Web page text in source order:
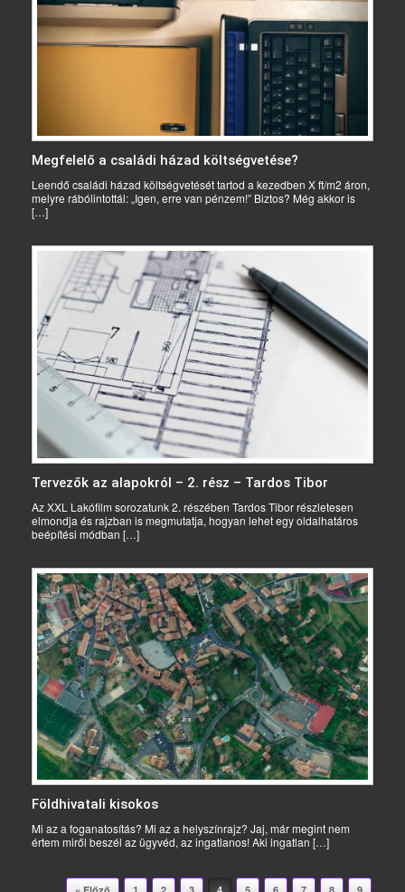
Megfelelő a családi házad költségvetése?
Leendő családi házad költségvetését tartod a kezedben X ft/m2 áron,
melyre rábólintottál: „Igen, erre van pénzem!” Biztos? Még akkor is
[…]
Tervezők az alapokról – 2. rész – Tardos Tibor
Az XXL Lakófilm sorozatunk 2. részében Tardos Tibor részletesen
elmondja és rajzban is megmutatja, hogyan lehet egy oldalhatáros
beépítési módban […]
Földhivatali kisokos
Mi az a foganatosítás? Mi az a helyszínrajz? Jaj, már megint nem
értem miről beszél az ügyvéd, az ingatlanos! Aki ingatlan […]
Post navigation